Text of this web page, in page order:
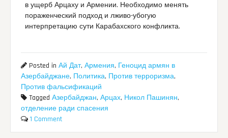
в ущерб Арцаху и Армении. Необходимо менять
пораженческий подход и лживо-убогую
интерпретацию сути Карабахского конфликта.
Posted inАй Дат,Армения, Геноцид армян в
Азербайджане, Политика, Против терроризма,
Против фальсификаций
TaggedАзербайджан,Арцах, Никол Пашинян,
отделение ради спасения
1 Comment